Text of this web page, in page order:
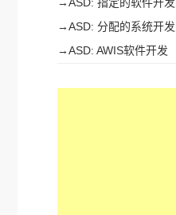
→ASD: 分配的系统开
→ASD: AWIS软件开发